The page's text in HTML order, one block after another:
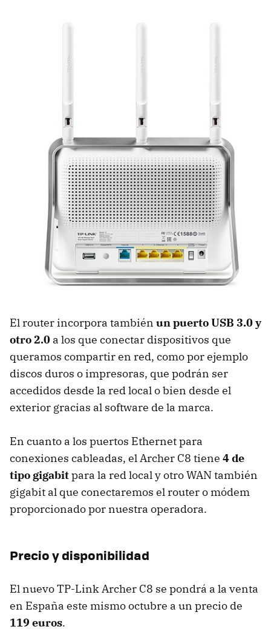
El router incorpora también un puerto USB 3.0 y
otro 2.0 a los que conectar dispositivos que
queramos compartir en red, como por ejemplo
discos duros o impresoras, que podrán ser
accedidos desde la red local o bien desde el
exterior gracias al software de la marca.
En cuanto a los puertos Ethernet para
conexiones cableadas, el Archer C8 tiene 4 de
tipo gigabitpara la red local y otro WAN también
gigabit al que conectaremos el router o módem
proporcionado por nuestra operadora.
Precio y disponibilidad
El nuevo TP-Link Archer C8 se pondrá a la venta
en España este mismo octubre a un precio de
119 euros.